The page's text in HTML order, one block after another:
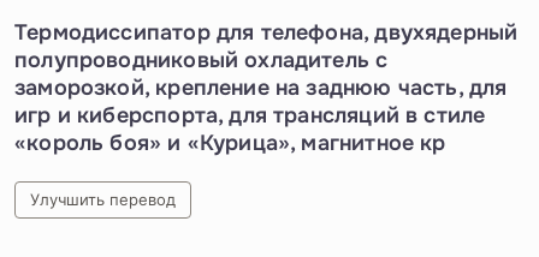
Термодиссипатор для телефона, двухядерный
полупроводниковый охладитель с
заморозкой, крепление на заднюю часть, для
игр и киберспорта, для трансляций в стиле
«король боя» и «Курица», магнитное кр
Улучшить перевод